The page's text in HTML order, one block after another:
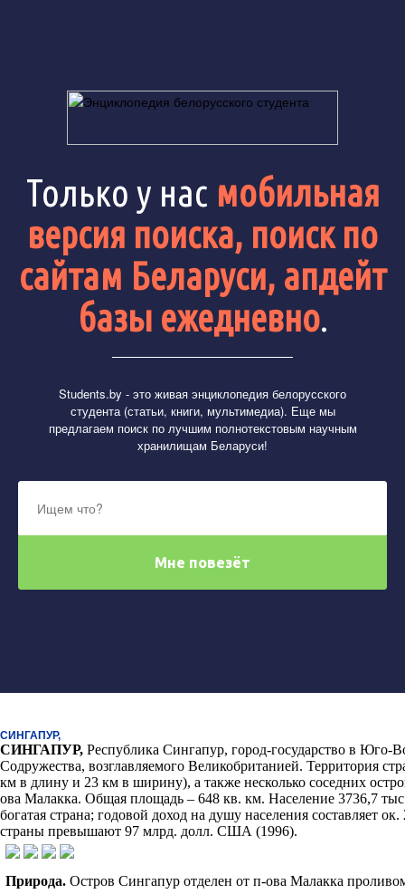
Только у нас мобильная
версия поиска, поиск по
сайтам Беларуси, апдейт
базы ежедневно.
Students.by - это живая энциклопедия белорусского
студента (статьи, книги, мультимедиа). Еще мы
предлагаем поиск по лучшим полнотекстовым научным
хранилищам Беларуси!
СИНГАПУР,
СИНГАПУР, Республика Сингапур, город-государство в Юго-
Содружества, возглавляемого Великобританией. Территория
км в длину и 23 км в ширину), а также несколько соседних
ова Малакка. Общая площадь – 648 кв. км. Население 3736,7
богатая страна; годовой доход на душу населения составляет
страны превышают 97 млрд. долл. США (1996).
Природа. Остров Сингапур отделен от п-ова Малакка